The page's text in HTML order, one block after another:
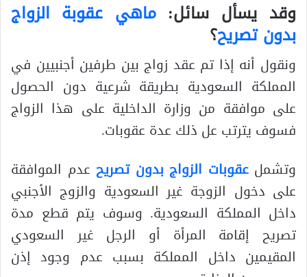
وقد يسأل سائل:ماهي عقوبة الزواج
بدون تصريح؟
ونقول أنه إذا تم عقد زواج بين طرفين أجنبيين في
المملكة السعودية بطريقة شرعية دون الحصول
على موافقة من وزارة الداخلية على هذا الزواج
فسوف يترتب عل ذلك عدة عقوبات.
وتشمل عقوبات الزواج بدون تصريح عدم الموافقة
على دخول الزوجة غير السعودية والزوج الأجنبي
داخل المملكة السعودية. وسوف يتم قطع مدة
تصريح إقامة المرأة أو الرجل غير السعودي
المقيمين داخل المملكة بسبب عدم وجود إذن